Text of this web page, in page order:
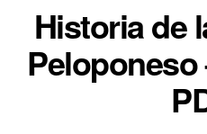
Historia de